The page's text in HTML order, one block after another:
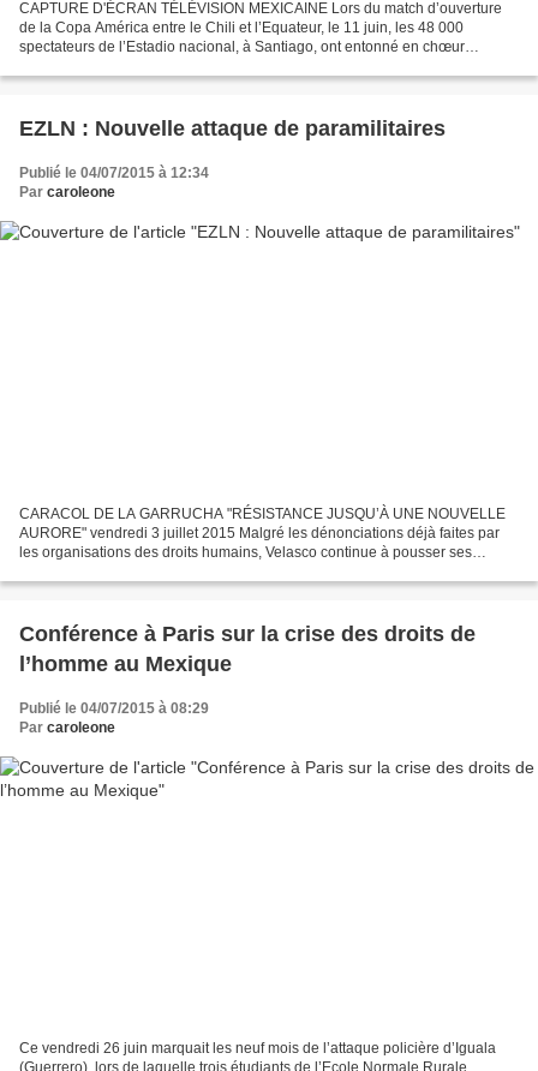
CAPTURE D'ÉCRAN TÉLÉVISION MEXICAINE Lors du match d’ouverture
de la Copa América entre le Chili et l’Equateur, le 11 juin, les 48 000
spectateurs de l’Estadio nacional, à Santiago, ont entonné en chœur
EZLN : Nouvelle attaque de paramilitaires
Publié le 04/07/2015 à 12:34
Par caroleone
CARACOL DE LA GARRUCHA "RÉSISTANCE JUSQU’À UNE NOUVELLE
AURORE" vendredi 3 juillet 2015 Malgré les dénonciations déjà faites par
les organisations des droits humains, Velasco continue à pousser ses
Conférence à Paris sur la crise des droits de
l’homme au Mexique
Publié le 04/07/2015 à 08:29
Par caroleone
Ce vendredi 26 juin marquait les neuf mois de l’attaque policière d’Iguala
(Guerrero), lors de laquelle trois étudiants de l’Ecole Normale Rurale